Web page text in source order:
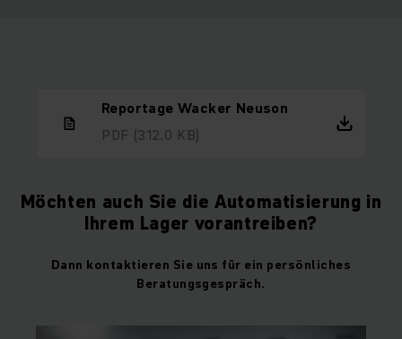
Reportage Wacker Neuson
PDF (312,0 KB)
Möchten auch Sie die Automatisierung in
Ihrem Lager vorantreiben?
Dann kontaktieren Sie uns für ein persönliches
Beratungsgespräch.